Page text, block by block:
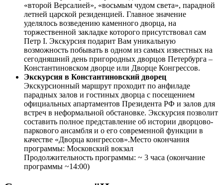
«второй Версалией», «восьмым чудом света», парадной
летней царской резиденцией. Главное значение
уделялось возведению каменного дворца, на
торжественной закладке которого присутствовал сам
Петр I. Экскурсия подарит Вам уникальную
возможность побывать в одном из самых известных на
сегодняшний день пригородных дворцов Петербурга –
Константиновском дворце или Дворце Конгрессов.
Экскурсия в Константиновский дворец
Экскурсионный маршрут проходит по анфиладе
парадных залов и гостиных дворца с посещением
официальных апартаментов Президента РФ и залов для
встреч в неформальной обстановке. Экскурсия позволит
составить полное представление об истории дворцово-
паркового ансамбля и о его современной функции в
качестве «Дворца конгрессов».Место окончания
программы: Московский вокзал
Продолжительность программы: ~ 3 часа (окончание
программы ~14:00)